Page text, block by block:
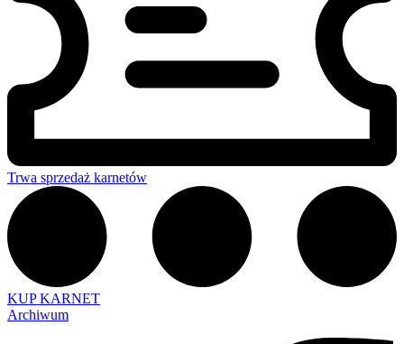
Trwa sprzedaż karnetów
KUP KARNET
Archiwum